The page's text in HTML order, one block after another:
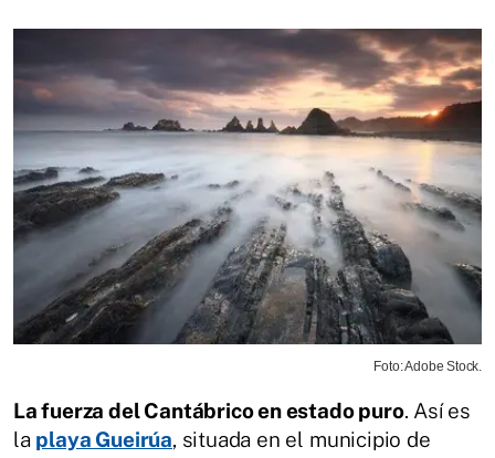
Foto: Adobe Stock.
La fuerza del Cantábrico en estado puro. Así es
la playa Gueirúa, situada en el municipio de